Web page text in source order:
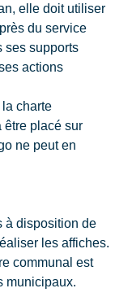
elle doit utiliser
du service
ses supports
actions
charte
être placé sur
ne peut en
à disposition de
les affiches.
communal est
municipaux.